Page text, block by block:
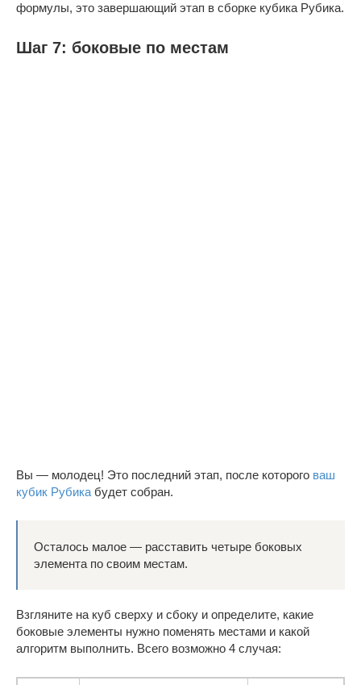
формулы, это завершающий этап в сборке кубика Рубика.
Шаг 7: боковые по местам
Вы — молодец! Это последний этап, после которого ваш
кубик Рубика будет собран.
Осталось малое — расставить четыре боковых
элемента по своим местам.
Взгляните на куб сверху и сбоку и определите, какие
боковые элементы нужно поменять местами и какой
алгоритм выполнить. Всего возможно 4 случая: